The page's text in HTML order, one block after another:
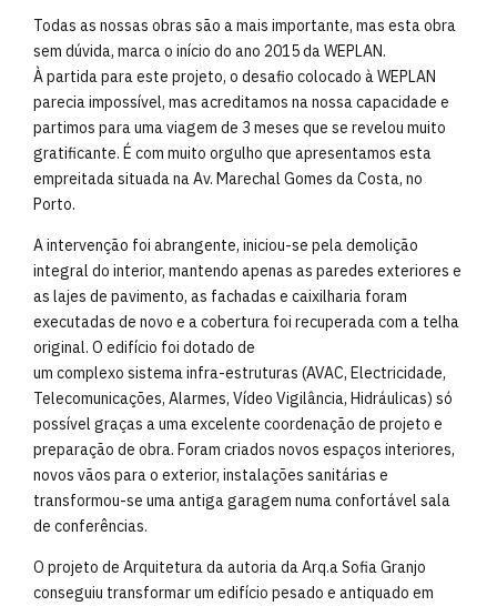
Todas as nossas obras são a mais importante, mas esta obra
sem dúvida, marca o início do ano 2015 da WEPLAN.
À partida para este projeto, o desafio colocado à WEPLAN
parecia impossível, mas acreditamos na nossa capacidade e
partimos para uma viagem de 3 meses que se revelou muito
gratificante. É com muito orgulho que apresentamos esta
empreitada situada na Av. Marechal Gomes da Costa, no
Porto.
A intervenção foi abrangente, iniciou-se pela demolição
integral do interior, mantendo apenas as paredes exteriores e
as lajes de pavimento, as fachadas e caixilharia foram
executadas de novo e a cobertura foi recuperada com a telha
original. O edifício foi dotado de
um complexo sistema infra-estruturas (AVAC, Electricidade,
Telecomunicações, Alarmes, Vídeo Vigilância, Hidráulicas) só
possível graças a uma excelente coordenação de projeto e
preparação de obra. Foram criados novos espaços interiores,
novos vãos para o exterior, instalações sanitárias e
transformou-se uma antiga garagem numa confortável sala
de conferências.
O projeto de Arquitetura da autoria da Arq.a Sofia Granjo
conseguiu transformar um edifício pesado e antiquado em